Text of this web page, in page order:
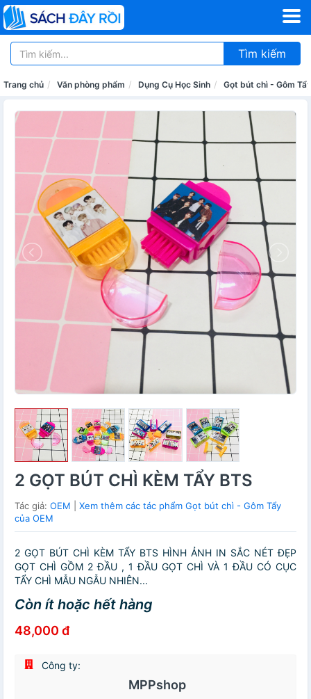
Tìm kiếm
Trang chủ Văn phòng phẩm Dụng Cụ Học Sinh Gọt bút chì - Gôm Tẩy
2 GỌT BÚT CHÌ KÈM TẨY BTS
Tác giả: OEM
Xem thêm các tác phẩm Gọt bút chì - Gôm Tẩy
của OEM
2 GỌT BÚT CHÌ KÈM TẨY BTS HÌNH ẢNH IN SẮC NÉT ĐẸP
GỌT CHÌ GỒM 2 ĐẦU , 1 ĐẦU GỌT CHÌ VÀ 1 ĐẦU CÓ CỤC
TẨY CHÌ MẪU NGẪU NHIÊN...
Còn ít hoặc hết hàng
48,000 đ
Công ty:
MPPshop